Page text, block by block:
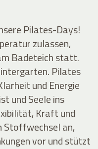
Pilates-Days!
zulassen,
Badeteich statt.
Pilates
und Energie
und Seele ins
Kraft und
Stoffwechsel an,
vor und stützt